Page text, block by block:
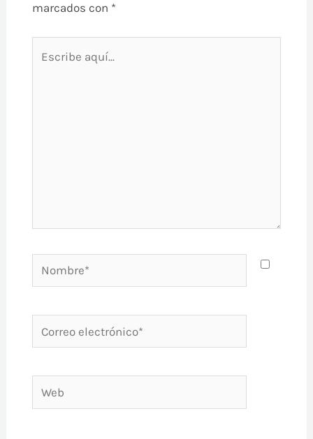
marcados con *
Nombre*
electrónico*
Web